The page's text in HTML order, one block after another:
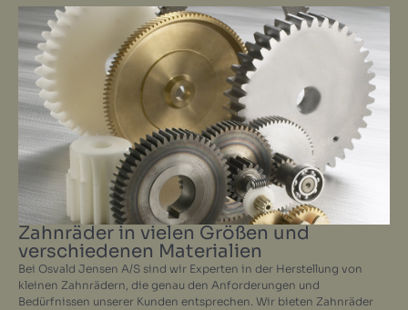
Zahnräder in vielen Größen und
verschiedenen Materialien
Bei Osvald Jensen A/S sind wir Experten in der Herstellung von
kleinen Zahnrädern, die genau den Anforderungen und
Bedürfnissen unserer Kunden entsprechen. Wir bieten Zahnräder